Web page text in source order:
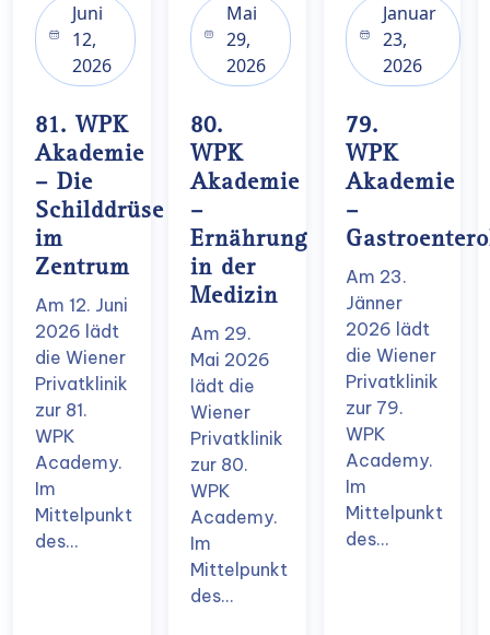
Juni
12,
2026
81. WPK
Akademie
– Die
Schilddrüse
im
Zentrum
Am 12. Juni
2026 lädt
die Wiener
Privatklinik
zur 81.
WPK
Academy.
Im
Mittelpunkt
des…
Mai
29,
2026
80.
WPK
Akademie
–
Ernährung
in der
Medizin
Am 29.
Mai 2026
lädt die
Wiener
Privatklinik
zur 80.
WPK
Academy.
Im
Mittelpunkt
des…
Januar
23,
2026
79.
WPK
Akademie
–
Am 23.
Jänner
2026 lädt
die Wiener
Privatklinik
zur 79.
WPK
Academy.
Im
Mittelpunkt
des…